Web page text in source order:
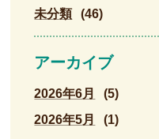
未分類
(46)
アーカイブ
2026年6月
(5)
2026年5月
(1)